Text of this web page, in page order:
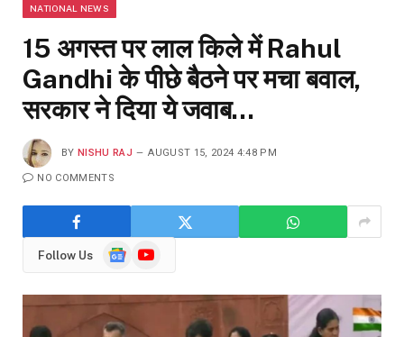
NATIONAL NEWS
15 अगस्त पर लाल किले में Rahul
Gandhi के पीछे बैठने पर मचा बवाल,
सरकार ने दिया ये जवाब…
BY NISHU RAJ AUGUST 15, 2024 4:48 PM
NO COMMENTS
Follow Us
GoogleYouTube